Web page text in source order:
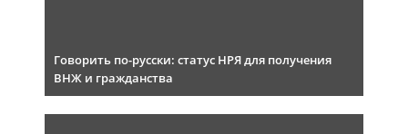
Говорить по-русски: статус НРЯ для получения
ВНЖ и гражданства